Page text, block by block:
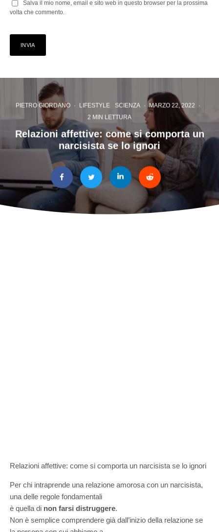
Salva il mio nome, email e sito web in questo browser per la prossima
volta che commento.
PIETRO GIORDANO · LIFESTYLE SCIENZA · MARZO 22, 2022
·
2 MIN LETTURA
Relazioni affettive: come si comporta un
narcisista se lo ignori
Relazioni affettive: come si comporta un narcisista se lo ignori
Per chi intraprende una relazione amorosa con un narcisista,
una delle regole fondamentali
è quella di non farsi distruggere.
Non è semplice comprendere già dall’inizio della relazione se